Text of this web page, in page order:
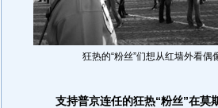
狂热的“粉丝”们想从红墙外看偶
支持普京连任的狂热“粉丝”在